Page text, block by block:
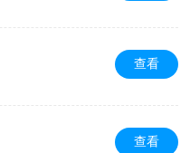
查看
查看